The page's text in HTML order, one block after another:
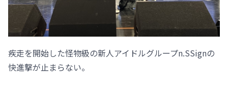
疾走を開始した怪物級の新人アイドルグループn.SSignの
快進撃が止まらない。